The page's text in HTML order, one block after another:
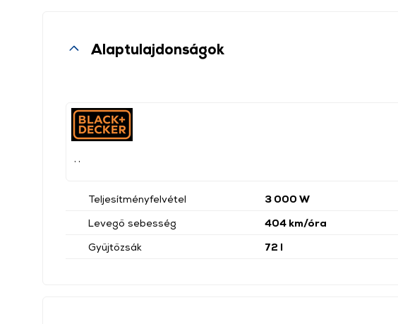
Alaptulajdonságok
Teljesítményfelvétel
3 000 W
Levegő sebesség
404 km/óra
Gyűjtőzsák
72 l